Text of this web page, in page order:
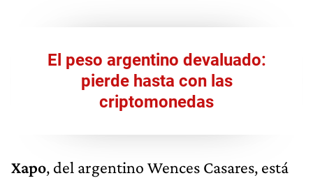
El peso argentino devaluado:
pierde hasta con las
criptomonedas
Xapo, del argentino Wences Casares, está